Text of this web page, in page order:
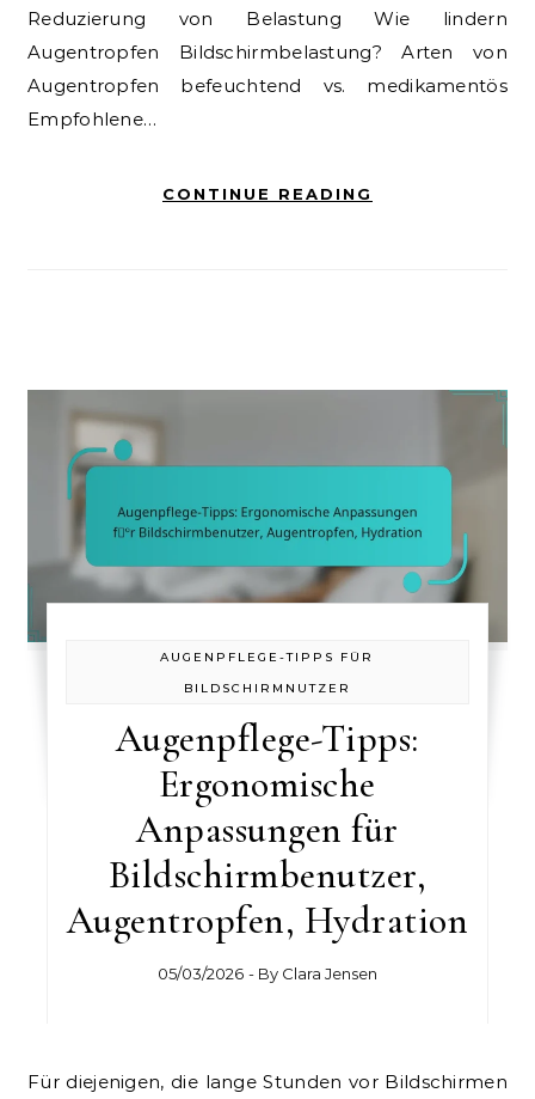
Reduzierung von Belastung Wie lindern
Augentropfen Bildschirmbelastung? Arten von
Augentropfen befeuchtend vs. medikamentös
Empfohlene…
CONTINUE READING
AUGENPFLEGE-TIPPS FÜR
BILDSCHIRMNUTZER
Augenpflege-Tipps:
Ergonomische
Anpassungen für
Bildschirmbenutzer,
Augentropfen, Hydration
05/03/2026 - By Clara Jensen
Für diejenigen, die lange Stunden vor Bildschirmen